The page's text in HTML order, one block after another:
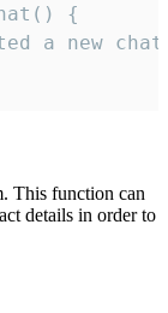
{
a new
This function can
details in order to